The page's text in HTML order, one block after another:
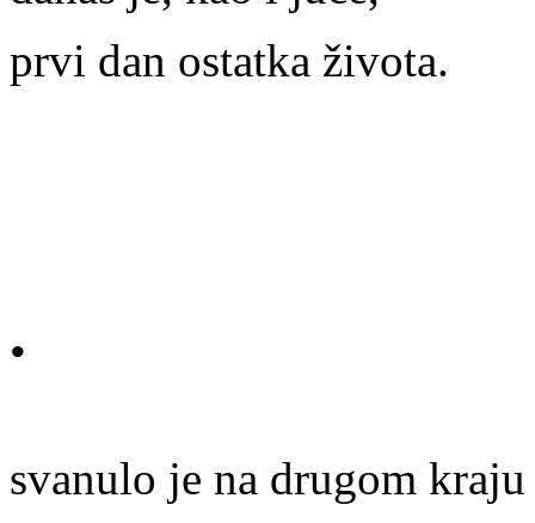
prvi dan ostatka života.
•
svanulo je na drugom kraju